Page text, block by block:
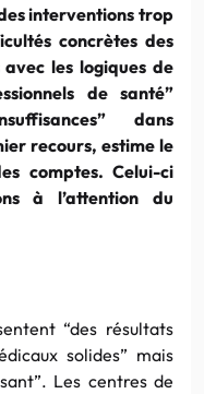
interventions trop
concrètes des
les logiques de
de santé”
dans
recours, estime le
comptes. Celui-ci
à l’attention du
“des résultats
solides” mais
Les centres de